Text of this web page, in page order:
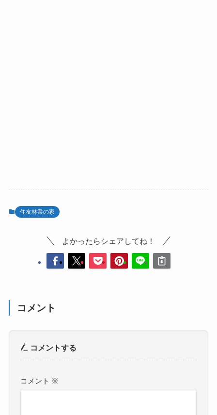
住友林業の家
よかったらシェアしてね！
コメント
コメントする
コメント ※